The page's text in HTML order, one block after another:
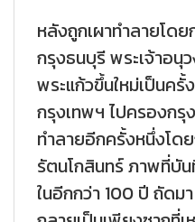
หลังถูกเผาทำลายโด
กรุงธนบุรี พระเจ้าอนุ
พระแก้วขึ้นใหม่เป็นค
กรุงเทพฯ ไปครองกรุ
ทำลายอีกครั้งหนึ่งโ
รัตนโกสินทร์ ภาพที่บัน
ในอีกกว่า 100 ปี ถัดม